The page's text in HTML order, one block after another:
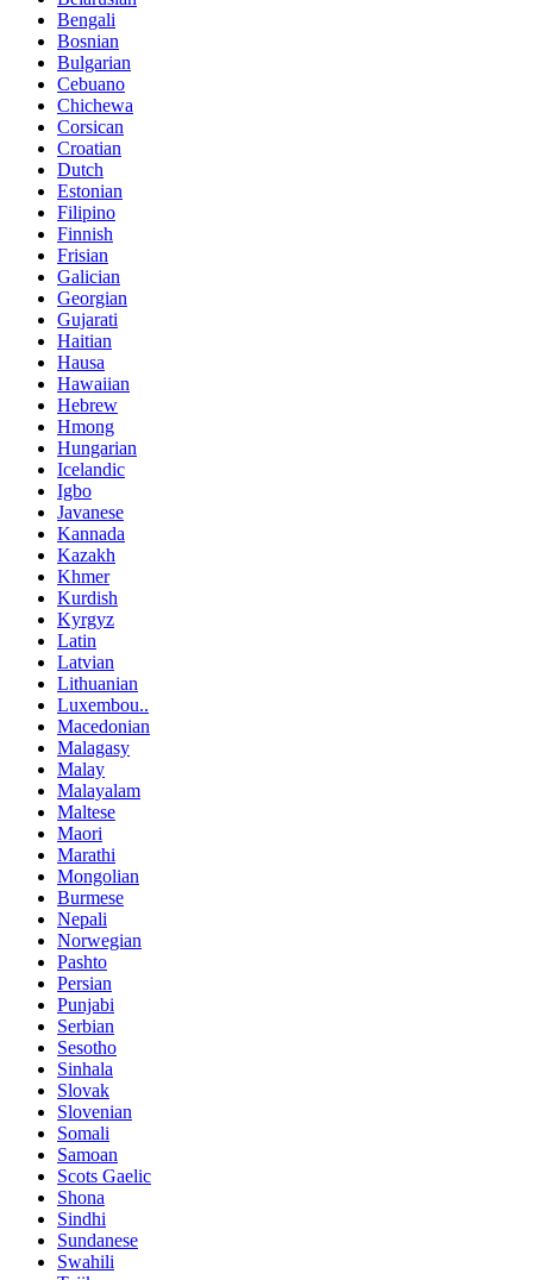
Bengali
Bosnian
Bulgarian
Cebuano
Chichewa
Corsican
Croatian
Dutch
Estonian
Filipino
Finnish
Frisian
Galician
Georgian
Gujarati
Haitian
Hausa
Hawaiian
Hebrew
Hmong
Hungarian
Icelandic
Igbo
Javanese
Kannada
Kazakh
Khmer
Kurdish
Kyrgyz
Latin
Latvian
Lithuanian
Luxembou..
Macedonian
Malagasy
Malay
Malayalam
Maltese
Maori
Marathi
Mongolian
Burmese
Nepali
Norwegian
Pashto
Persian
Punjabi
Serbian
Sesotho
Sinhala
Slovak
Slovenian
Somali
Samoan
Scots Gaelic
Shona
Sindhi
Sundanese
Swahili